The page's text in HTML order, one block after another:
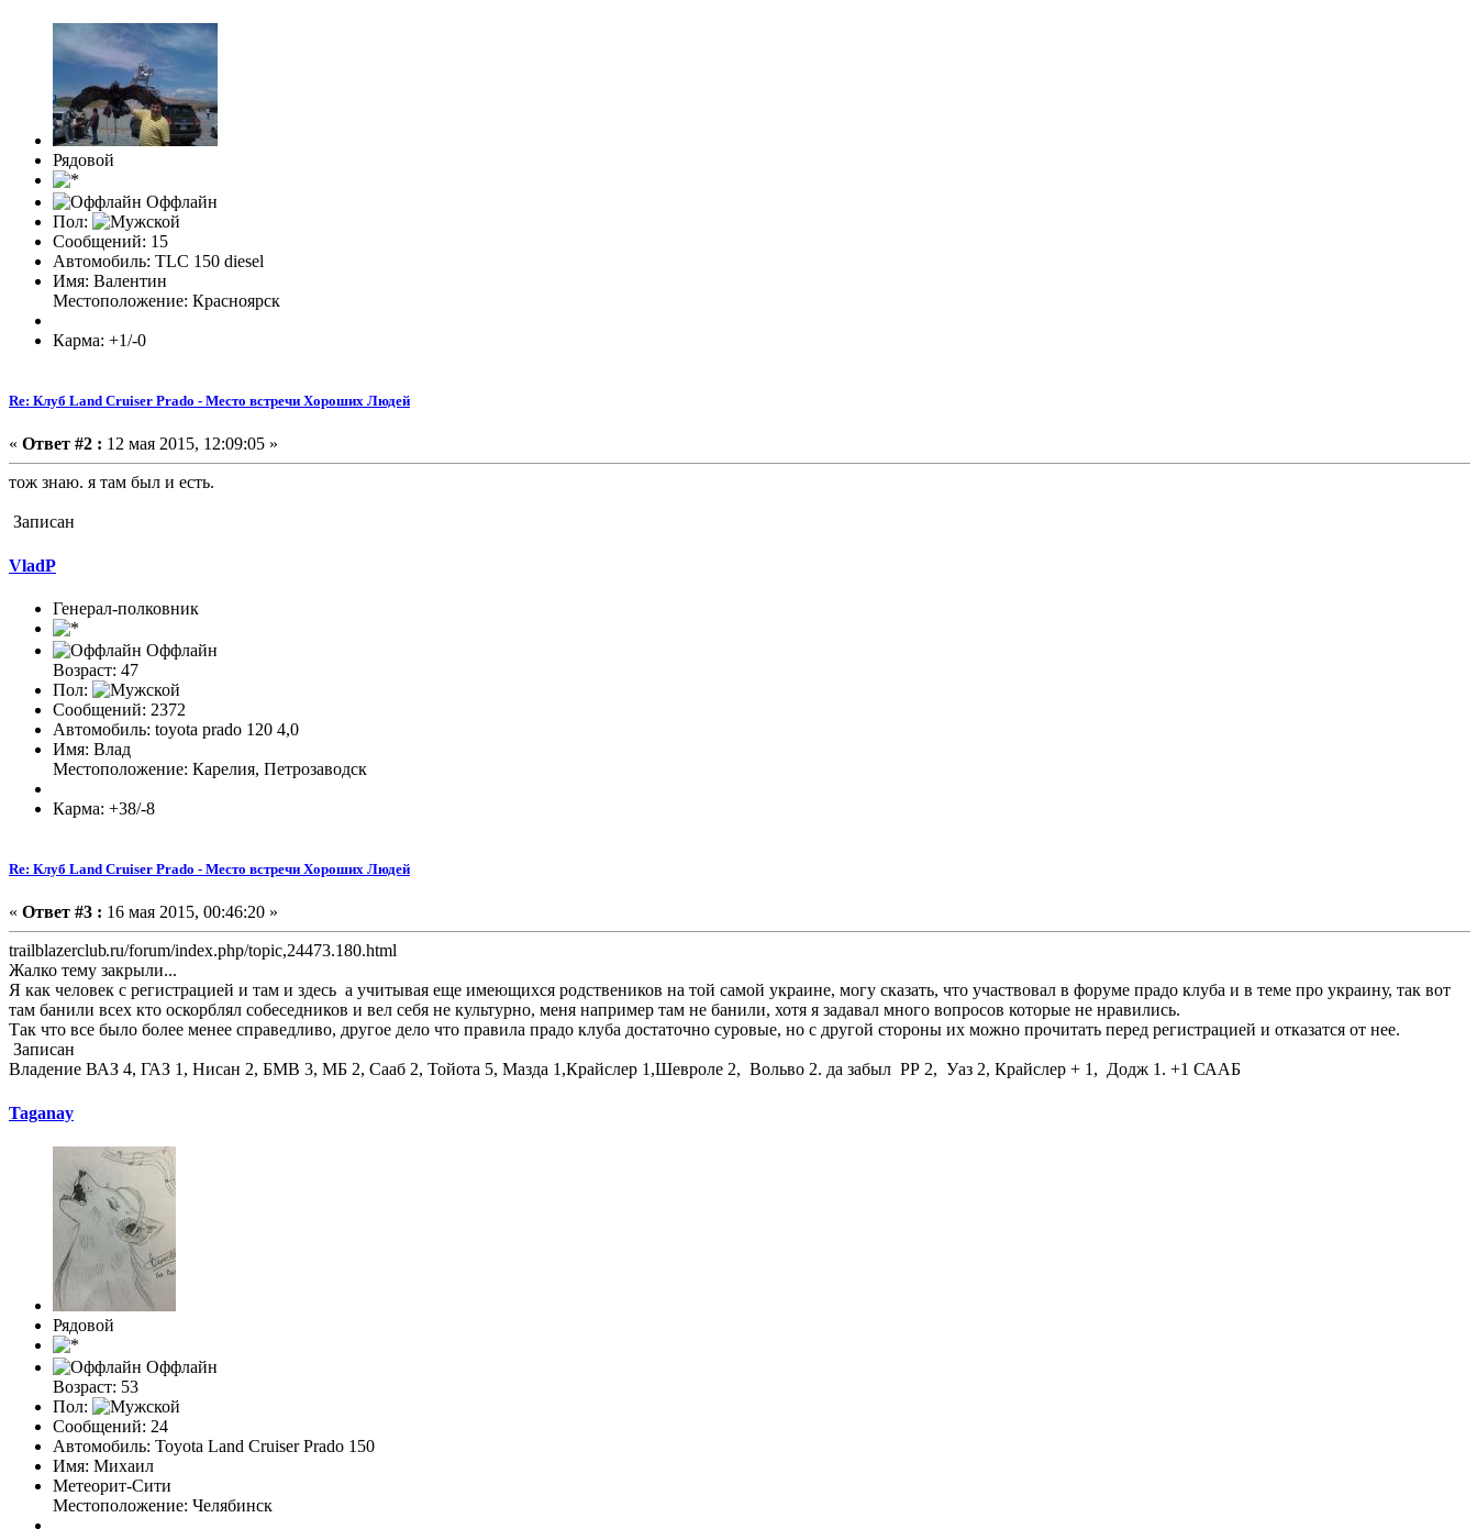
Рядовой
Оффлайн
Пол:
Сообщений: 15
Автомобиль: TLC 150 diesel
Имя: Валентин
Местоположение: Красноярск
Карма: +1/-0
Re: Клуб Land Cruiser Prado - Место встречи Хороших Людей
« Ответ #2 : 12 мая 2015, 12:09:05 »
тож знаю. я там был и есть.
Записан
VladP
Генерал-полковник
Оффлайн
Возраст: 47
Пол:
Сообщений: 2372
Автомобиль: toyota prado 120 4,0
Имя: Влад
Местоположение: Карелия, Петрозаводск
Карма: +38/-8
Re: Клуб Land Cruiser Prado - Место встречи Хороших Людей
« Ответ #3 : 16 мая 2015, 00:46:20 »
trailblazerclub.ru/forum/index.php/topic,24473.180.html
Жалко тему закрыли...
Я как человек с регистрацией и там и здесь а учитывая еще имеющихся родствеников на той самой украине, могу сказать, что участвовал в форуме прадо клуба и в теме про украину, так вот
там банили всех кто оскорблял собеседников и вел себя не культурно, меня например там не банили, хотя я задавал много вопросов которые не нравились.
Так что все было более менее справедливо, другое дело что правила прадо клуба достаточно суровые, но с другой стороны их можно прочитать перед регистрацией и отказатся от нее.
Записан
Владение ВАЗ 4, ГАЗ 1, Нисан 2, БМВ 3, МБ 2, Сааб 2, Тойота 5, Мазда 1,Крайслер 1,Шевроле 2, Вольво 2. да забыл РР 2, Уаз 2, Крайслер + 1, Додж 1. +1 СААБ
Taganay
Рядовой
Оффлайн
Возраст: 53
Пол:
Сообщений: 24
Автомобиль: Toyota Land Cruiser Prado 150
Имя: Михаил
Метеорит-Сити
Местоположение: Челябинск